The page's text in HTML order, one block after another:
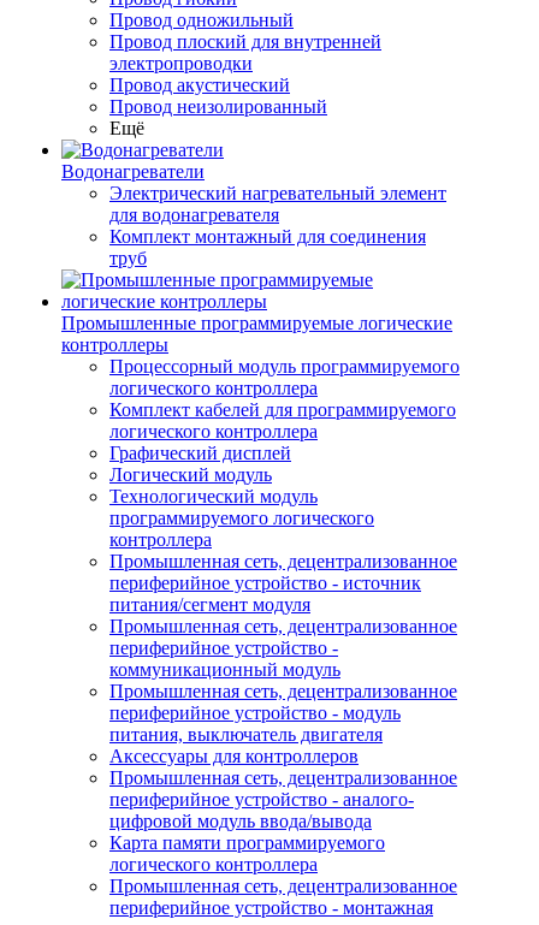
Провод одножильный
Провод плоский для внутренней
электропроводки
Провод акустический
Провод неизолированный
Ещё
Водонагреватели
Электрический нагревательный элемент
для водонагревателя
Комплект монтажный для соединения
труб
Промышленные программируемые логические
контроллеры
Процессорный модуль программируемого
логического контроллера
Комплект кабелей для программируемого
логического контроллера
Графический дисплей
Логический модуль
Технологический модуль
программируемого логического
контроллера
Промышленная сеть, децентрализованное
периферийное устройство - источник
питания/сегмент модуля
Промышленная сеть, децентрализованное
периферийное устройство -
коммуникационный модуль
Промышленная сеть, децентрализованное
периферийное устройство - модуль
питания, выключатель двигателя
Аксессуары для контроллеров
Промышленная сеть, децентрализованное
периферийное устройство - аналого-
цифровой модуль ввода/вывода
Карта памяти программируемого
логического контроллера
Промышленная сеть, децентрализованное
периферийное устройство - монтажная